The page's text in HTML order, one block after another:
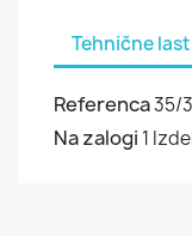
Tehnične
Referenca35/
Na zalogi 1